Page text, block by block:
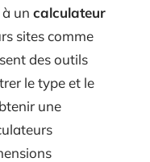
un calculateur
sites comme
des outils
le type et le
une